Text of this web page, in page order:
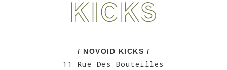
/ NOVOID KICKS /
11 Rue Des Bouteilles